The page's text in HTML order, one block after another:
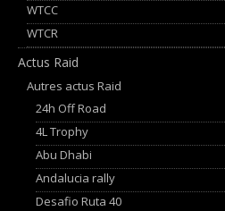
WTCC
WTCR
Actus Raid
Autres actus Raid
24h Off Road
4L Trophy
Abu Dhabi
Andalucia rally
Desafio Ruta 40